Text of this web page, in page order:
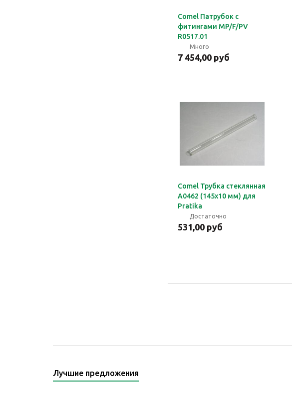
Comel Патрубок с
фитингами MP/F/PV
R0517.01
Много
7 454,00 руб
Comel Трубка стеклянная
A0462 (145x10 мм) для
Pratika
Достаточно
531,00 руб
Лучшие предложения